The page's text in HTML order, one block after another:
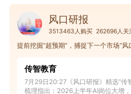
风口研报
3513463人购买 262696人关
提前挖掘“超预期”，捕捉下一个市场“风
传智教育
7月29日20:27《风口研报》精选“传
梳理指出：2026上半年AI岗位大增